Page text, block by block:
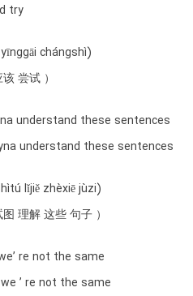
try
chángshì)
尝试 ）
understand these sentences
understand these sentences
lǐjiě zhèxiē jùzi)
图 理解 这些 句子 ）
re not the same
’ re not the same